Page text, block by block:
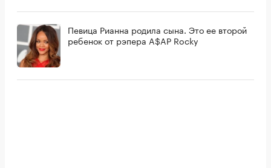
Певица Рианна родила сына. Это ее второй
ребенок от рэпера A$AP Rocky